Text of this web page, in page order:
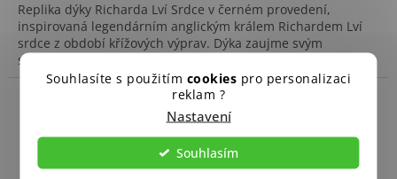
Souhlasíte s použitím cookies pro personalizaci
reklam ?
Nastavení
Souhlasím
Replika dýky Richarda Lví Srdce v černém provedení,
inspirovaná legendárním anglickým králem Richardem Lví
srdce z období křížových výprav. Dýka zaujme svým
středověkým...